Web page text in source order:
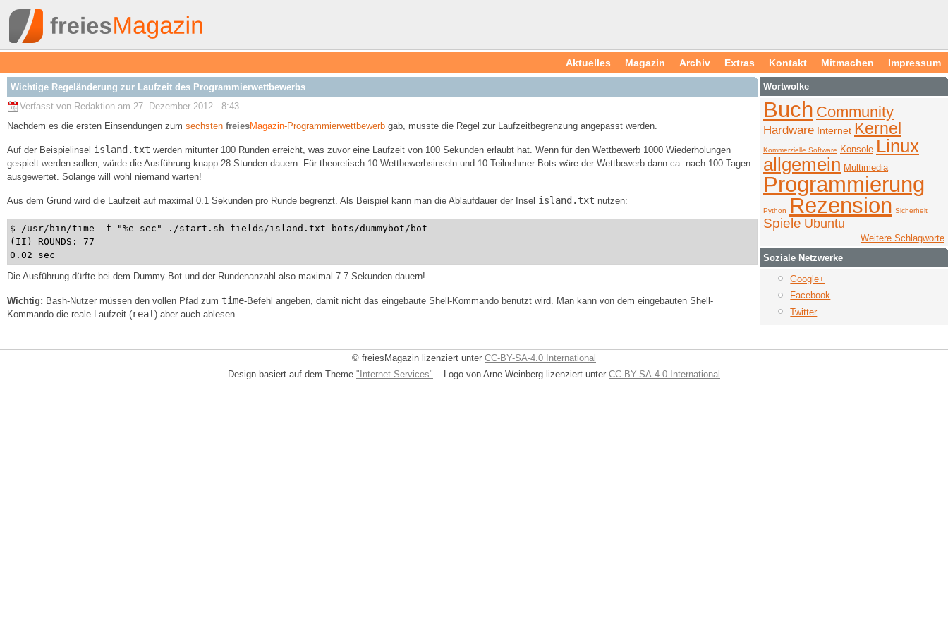
Aktuelles Magazin Archiv Extras Kontakt Mitmachen Impressum
Wichtige Regeländerung zur Laufzeit des Programmierwettbewerbs
Verfasst von Redaktion am 27. Dezember 2012 - 8:43
Nachdem es die ersten Einsendungen zum sechsten freiesMagazin-Programmierwettbewerb gab, musste die Regel zur Laufzeitbegrenzung angepasst werden.
Auf der Beispielinsel island.txt werden mitunter 100 Runden erreicht, was zuvor eine Laufzeit von 100 Sekunden erlaubt hat. Wenn für den Wettbewerb 1000 Wiederholungen
gespielt werden sollen, würde die Ausführung knapp 28 Stunden dauern. Für theoretisch 10 Wettbewerbsinseln und 10 Teilnehmer-Bots wäre der Wettbewerb dann ca. nach 100 Tagen
ausgewertet. Solange will wohl niemand warten!
Aus dem Grund wird die Laufzeit auf maximal 0.1 Sekunden pro Runde begrenzt. Als Beispiel kann man die Ablaufdauer der Insel island.txt nutzen:
$ /usr/bin/time -f "%e sec" ./start.sh fields/island.txt bots/dummybot/bot
(II) ROUNDS: 77
0.02 sec
Die Ausführung dürfte bei dem Dummy-Bot und der Rundenanzahl also maximal 7.7 Sekunden dauern!
Wichtig: Bash-Nutzer müssen den vollen Pfad zum time-Befehl angeben, damit nicht das eingebaute Shell-Kommando benutzt wird. Man kann von dem eingebauten Shell-
Kommando die reale Laufzeit (real ) aber auch ablesen.
Wortwolke
Buch Community
Hardware Internet Kernel
Kommerzielle Software Konsole Linux
allgemein Multimedia
Programmierung
Python Rezension Sicherheit
Spiele Ubuntu
Weitere Schlagworte
Soziale Netzwerke
Google+
Facebook
Twitter
© freiesMagazin lizenziert unter CC-BY-SA-4.0 International
Design basiert auf dem Theme "Internet Services" – Logo von Arne Weinberg lizenziert unter CC-BY-SA-4.0 International